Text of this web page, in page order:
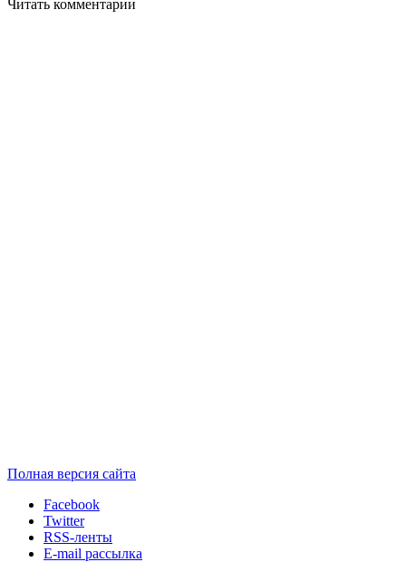
Читать комментарии
Полная версия сайта
Facebook
Twitter
RSS-ленты
E-mail рассылка